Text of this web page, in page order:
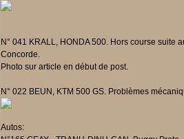
N° 041 KRALL, HONDA 500. Hors course suite
Concorde.
Photo sur article en début de post.
N° 022 BEUN, KTM 500 GS. Problèmes
Autos: